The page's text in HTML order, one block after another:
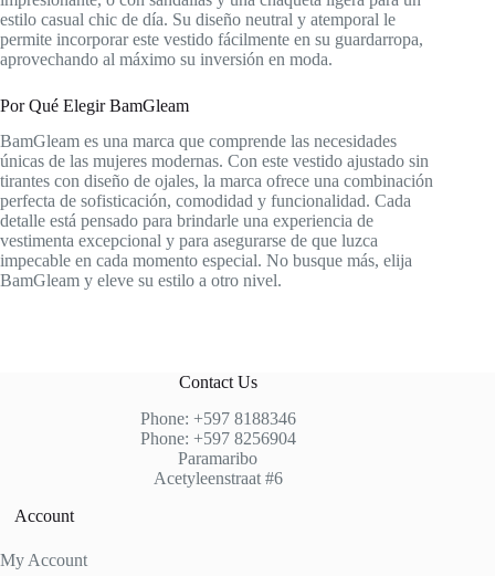
estilo casual chic de día. Su diseño neutral y atemporal le
permite incorporar este vestido fácilmente en su guardarropa,
aprovechando al máximo su inversión en moda.
Por Qué Elegir BamGleam
BamGleam es una marca que comprende las necesidades
únicas de las mujeres modernas. Con este vestido ajustado sin
tirantes con diseño de ojales, la marca ofrece una combinación
perfecta de sofisticación, comodidad y funcionalidad. Cada
detalle está pensado para brindarle una experiencia de
vestimenta excepcional y para asegurarse de que luzca
impecable en cada momento especial. No busque más, elija
BamGleam y eleve su estilo a otro nivel.
Contact Us
Phone: +597 8188346
Phone: +597 8256904
Paramaribo
Acetyleenstraat #6
Account
My Account